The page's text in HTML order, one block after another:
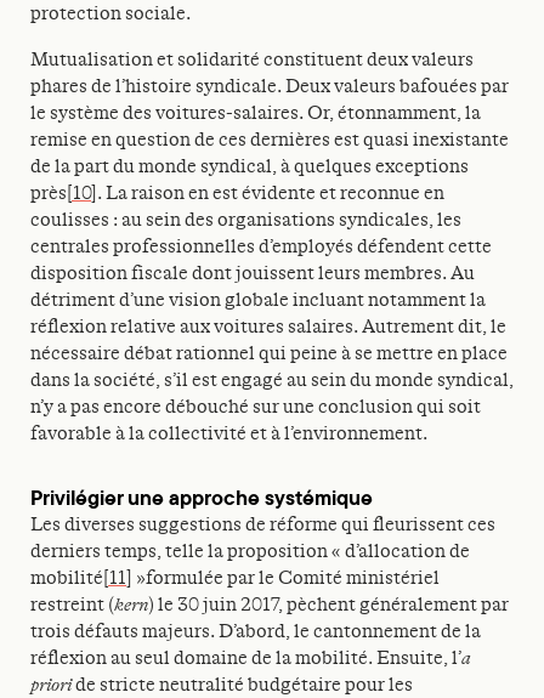
protection sociale.
Mutualisation et solidarité constituent deux valeurs
phares de l’histoire syndicale. Deux valeurs bafouées par
le système des voitures-salaires. Or, étonnamment, la
remise en question de ces dernières est quasi inexistante
de la part du monde syndical, à quelques exceptions
près[10] . La raison en est évidente et reconnue en
coulisses : au sein des organisations syndicales, les
centrales professionnelles d’employés défendent cette
disposition fiscale dont jouissent leurs membres. Au
détriment d’une vision globale incluant notamment la
réflexion relative aux voitures salaires. Autrement dit, le
nécessaire débat rationnel qui peine à se mettre en place
dans la société, s’il est engagé au sein du monde syndical,
n’y a pas encore débouché sur une conclusion qui soit
favorable à la collectivité et à l’environnement.
Privilégier une approche systémique
Les diverses suggestions de réforme qui fleurissent ces
derniers temps, telle la proposition « d’allocation de
mobilité[11] »formulée par le Comité ministériel
restreint (kern) le 30 juin 2017, pèchent généralement par
trois défauts majeurs. D’abord, le cantonnement de la
réflexion au seul domaine de la mobilité. Ensuite, l’a
prioride stricte neutralité budgétaire pour les